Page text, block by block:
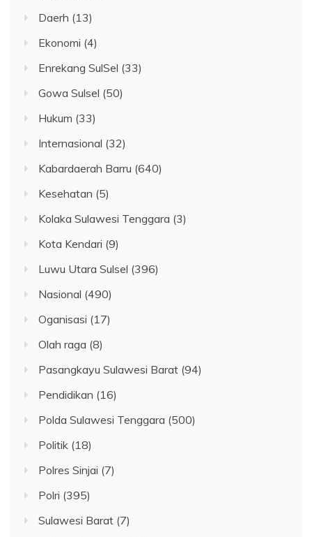
Daerh (13)
Ekonomi (4)
Enrekang SulSel (33)
Gowa Sulsel (50)
Hukum (33)
Internasional (32)
Kabardaerah Barru (640)
Kesehatan (5)
Kolaka Sulawesi Tenggara (3)
Kota Kendari (9)
Luwu Utara Sulsel (396)
Nasional (490)
Oganisasi (17)
Olah raga (8)
Pasangkayu Sulawesi Barat (94)
Pendidikan (16)
Polda Sulawesi Tenggara (500)
Politik (18)
Polres Sinjai (7)
Polri (395)
Sulawesi Barat (7)